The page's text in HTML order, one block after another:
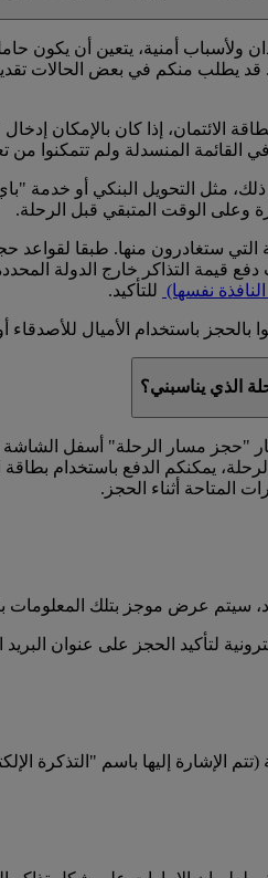
ولأسباب أمنية، يتعين أن يكون
يطلب منكم في بعض الحالات
الائتمان، إذا كان بالإمكان
القائمة المنسدلة ولم تتمكنوا
مثل التحويل البنكي أو خدمة
وعلى الوقت المتبقي قبل الرحلة.
ستغادرون منها. طبقا لقواعد
قيمة التذاكر خارج الدولة
نفسها) للتأكيد.
باستخدام الأميال
الذي يناسبني؟
"حجز مسار الرحلة" أسفل الشاشة
يمكنكم الدفع باستخدام
المتاحة أثناء الحجز.
سيتم عرض موجز بتلك
لتأكيد الحجز على عنوان البريد
الإشارة إليها باسم "التذكرة